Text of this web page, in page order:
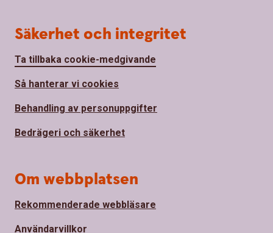
Säkerhet och integritet
Ta tillbaka cookie-medgivande
Så hanterar vi cookies
Behandling av personuppgifter
Bedrägeri och säkerhet
Om webbplatsen
Rekommenderade webbläsare
Användarvillkor